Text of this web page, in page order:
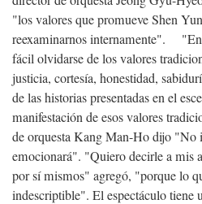
"los valores que promueve Shen
reexaminarnos internamente". "En
fácil olvidarse de los valores
justicia, cortesía, honestidad,
de las historias presentadas en el
manifestación de esos valores
de orquesta Kang Man-Ho dijo "No
emocionará". "Quiero decirle a mis
por sí mismos" agregó, "porque lo
indescriptible". El espectáculo tiene